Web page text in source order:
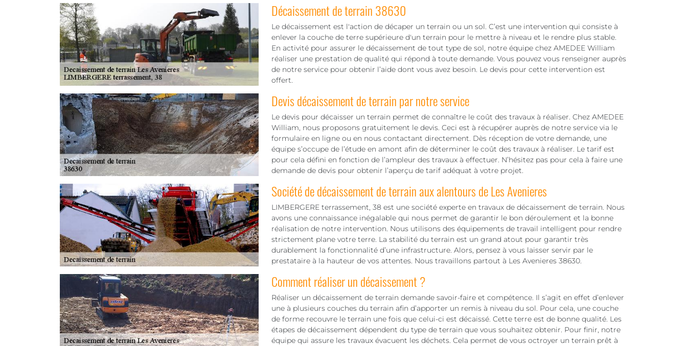
Décaissement de terrain 38630
Le décaissement est l'action de décaper un terrain ou un sol. C’est une intervention qui consiste à
enlever la couche de terre supérieure d'un terrain pour le mettre à niveau et le rendre plus stable.
En activité pour assurer le décaissement de tout type de sol, notre équipe chez AMEDEE William
réaliser une prestation de qualité qui répond à toute demande. Vous pouvez vous renseigner auprès
de notre service pour obtenir l’aide dont vous avez besoin. Le devis pour cette intervention est
offert.
Devis décaissement de terrain par notre service
Le devis pour décaisser un terrain permet de connaître le coût des travaux à réaliser. Chez AMEDEE
William, nous proposons gratuitement le devis. Ceci est à récupérer auprès de notre service via le
formulaire en ligne ou en nous contactant directement. Dès réception de votre demande, une
équipe s’occupe de l’étude en amont afin de déterminer le coût des travaux à réaliser. Le tarif est
pour cela défini en fonction de l’ampleur des travaux à effectuer. N’hésitez pas pour cela à faire une
demande de devis pour obtenir l’aperçu de tarif adéquat à votre projet.
Société de décaissement de terrain aux alentours de Les Avenieres
LIMBERGERE terrassement, 38 est une société experte en travaux de décaissement de terrain. Nous
avons une connaissance inégalable qui nous permet de garantir le bon déroulement et la bonne
réalisation de notre intervention. Nous utilisons des équipements de travail intelligent pour rendre
strictement plane votre terre. La stabilité du terrain est un grand atout pour garantir très
durablement la fonctionnalité d’une infrastructure. Alors, pensez à vous laisser servir par le
prestataire à la hauteur de vos attentes. Nous travaillons partout à Les Avenieres 38630.
Comment réaliser un décaissement ?
Réaliser un décaissement de terrain demande savoir-faire et compétence. Il s’agit en effet d’enlever
une à plusieurs couches du terrain afin d’apporter un remis à niveau du sol. Pour cela, une couche
de forme recouvre le terrain une fois que celui-ci est décaissé. Cette terre est de bonne qualité. Les
étapes de décaissement dépendent du type de terrain que vous souhaitez obtenir. Pour finir, notre
équipe qui assure les travaux évacuent les déchets. Cela permet de vous octroyer un terrain prêt à